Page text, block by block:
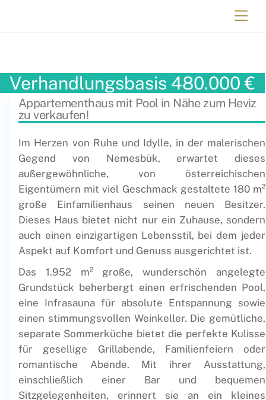
Verhandlungsbasis 480.000€
Appartementhaus mit Pool in Nähe zum Heviz
zu verkaufen!
Im Herzen von Ruhe und Idylle, in der malerischen
Gegend von Nemesbük, erwartet dieses
außergewöhnliche, von österreichischen
Eigentümern mit viel Geschmack gestaltete 180 m²
große Einfamilienhaus seinen neuen Besitzer.
Dieses Haus bietet nicht nur ein Zuhause, sondern
auch einen einzigartigen Lebensstil, bei dem jeder
Aspekt auf Komfort und Genuss ausgerichtet ist.
Das 1.952 m² große, wunderschön angelegte
Grundstück beherbergt einen erfrischenden Pool,
eine Infrasauna für absolute Entspannung sowie
einen stimmungsvollen Weinkeller. Die gemütliche,
separate Sommerküche bietet die perfekte Kulisse
für gesellige Grillabende, Familienfeiern oder
romantische Abende. Mit ihrer Ausstattung,
einschließlich einer Bar und bequemen
Sitzgelegenheiten, erinnert sie an ein kleines